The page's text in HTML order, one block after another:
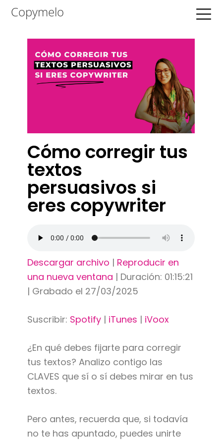
Saltar
navegación
principal
Saltar
contenido
Saltar
Copymelo
Cómo corregir tus
textos
persuasivos si
eres copywriter
Descargar archivo | Reproducir en
una nueva ventana | Duración: 01:15:21
| Grabado el 27/03/2025
Suscribir: Spotify| iTunes | iVoox
¿En qué debes fijarte para corregir
tus textos? Analizo contigo las
CLAVES que sí o sí debes mirar en tus
textos.
Pero antes, recuerda que, si todavía
no te has apuntado, puedes unirte